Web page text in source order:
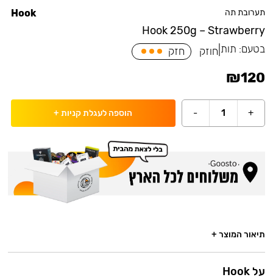
תערובת תה
Hook 250g – Strawberry
Hook
בטעם: תות חוזק חזק
₪120
+
1
- הוספה לעגלת קניות +
תיאור המוצר +
על Hook